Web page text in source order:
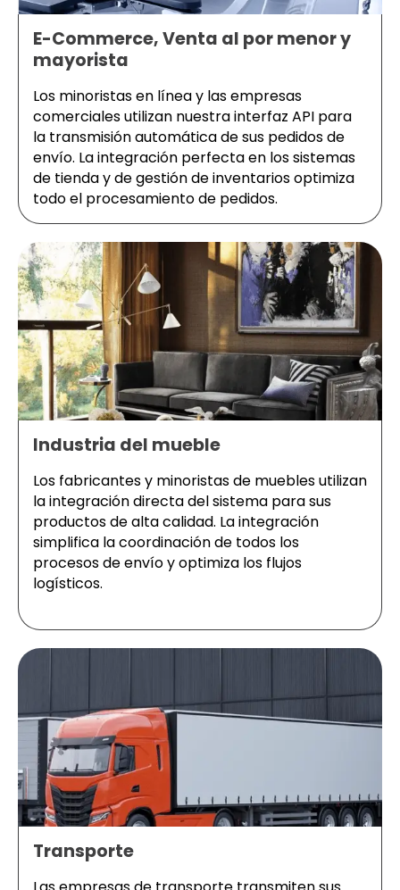
E-Commerce, Venta al por menor y
mayorista
Los minoristas en línea y las empresas
comerciales utilizan nuestra interfaz API para
la transmisión automática de sus pedidos de
envío. La integración perfecta en los sistemas
de tienda y de gestión de inventarios optimiza
todo el procesamiento de pedidos.
Industria del mueble
Los fabricantes y minoristas de muebles utilizan
la integración directa del sistema para sus
productos de alta calidad. La integración
simplifica la coordinación de todos los
procesos de envío y optimiza los flujos
logísticos.
Transporte